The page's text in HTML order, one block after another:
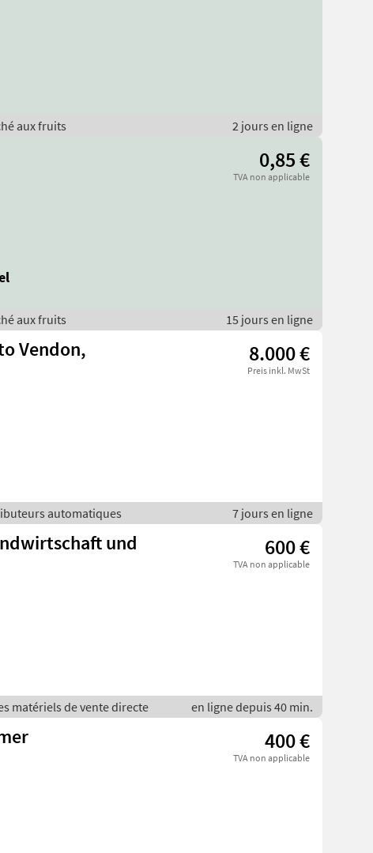
aux fruits 2 jours en ligne
0,85 €
TVA non applicable
aux fruits 15 jours en ligne
Vendon,
8.000 €
Preis inkl. MwSt
automatiques 7 jours en ligne
und
600 €
TVA non applicable
matériels de vente directe en ligne depuis 40 min.
400 €
TVA non applicable